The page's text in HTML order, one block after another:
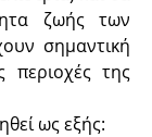
ζωής των
σημαντική
περιοχές της
ως εξής: